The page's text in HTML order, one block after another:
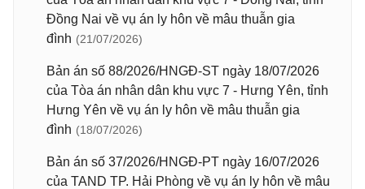
Đồng Nai về vụ án ly hôn về mâu thuẫn gia
đình (21/07/2026)
Bản án số 88/2026/HNGĐ-ST ngày 18/07/2026
của Tòa án nhân dân khu vực 7 - Hưng Yên, tỉnh
Hưng Yên về vụ án ly hôn về mâu thuẫn gia
đình (18/07/2026)
Bản án số 37/2026/HNGĐ-PT ngày 16/07/2026
của TAND TP. Hải Phòng về vụ án ly hôn về mâu